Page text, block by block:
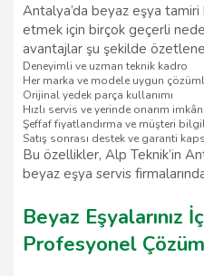
Antalya’da beyaz eşya tamiri
etmek için birçok geçerli
avantajlar şu şekilde
Deneyimli ve uzman teknik kadro
Her marka ve modele uygun
Orijinal yedek parça kullanımı
Hızlı servis ve yerinde onarım imkânı
Şeffaf fiyatlandırma ve müşteri
Satış sonrası destek ve garanti
Bu özellikler, Alp Teknik’in
beyaz eşya servis
Beyaz Eşyalarınız
Profesyonel Çözüm